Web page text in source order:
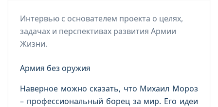
Интервью с основателем проекта о целях,
задачах и перспективах развития Армии
Жизни.
Армия без оружия
Наверное можно сказать, что Михаил Мороз
– профессиональный борец за мир. Его идеи